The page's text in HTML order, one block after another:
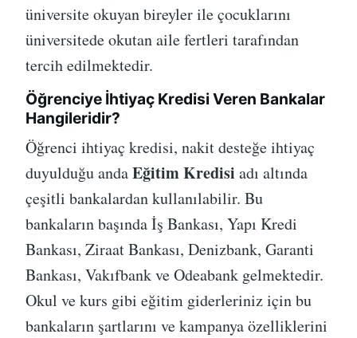
üniversite okuyan bireyler ile çocuklarını
üniversitede okutan aile fertleri tarafından
tercih edilmektedir.
Öğrenciye İhtiyaç Kredisi Veren Bankalar
Hangileridir?
Öğrenci ihtiyaç kredisi, nakit desteğe ihtiyaç
duyulduğu andaEğitim Kredisi adı altında
çeşitli bankalardan kullanılabilir. Bu
bankaların başında İş Bankası, Yapı Kredi
Bankası, Ziraat Bankası, Denizbank, Garanti
Bankası, Vakıfbank ve Odeabank gelmektedir.
Okul ve kurs gibi eğitim giderleriniz için bu
bankaların şartlarını ve kampanya özelliklerini